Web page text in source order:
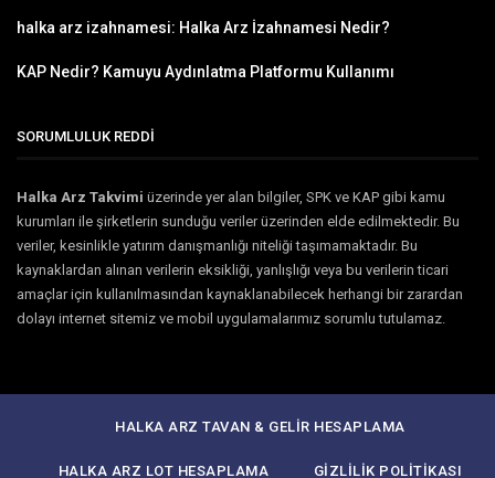
halka arz izahnamesi: Halka Arz İzahnamesi Nedir?
KAP Nedir? Kamuyu Aydınlatma Platformu Kullanımı
SORUMLULUK REDDİ
Halka Arz Takvimi üzerinde yer alan bilgiler, SPK ve KAP gibi kamu
kurumları ile şirketlerin sunduğu veriler üzerinden elde edilmektedir. Bu
veriler, kesinlikle yatırım danışmanlığı niteliği taşımamaktadır. Bu
kaynaklardan alınan verilerin eksikliği, yanlışlığı veya bu verilerin ticari
amaçlar için kullanılmasından kaynaklanabilecek herhangi bir zarardan
dolayı internet sitemiz ve mobil uygulamalarımız sorumlu tutulamaz.
HALKA ARZ TAVAN & GELIR HESAPLAMA
HALKA ARZ LOT HESAPLAMA GIZLILIK POLITIKASI